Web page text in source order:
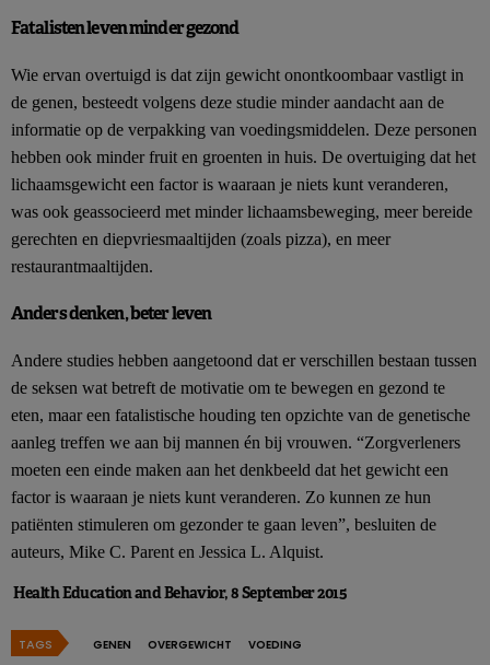
Fatalisten leven minder gezond
Wie ervan overtuigd is dat zijn gewicht onontkoombaar vastligt in
de genen, besteedt volgens deze studie minder aandacht aan de
informatie op de verpakking van voedingsmiddelen. Deze personen
hebben ook minder fruit en groenten in huis. De overtuiging dat het
lichaamsgewicht een factor is waaraan je niets kunt veranderen,
was ook geassocieerd met minder lichaamsbeweging, meer bereide
gerechten en diepvriesmaaltijden (zoals pizza), en meer
restaurantmaaltijden.
Anders denken, beter leven
Andere studies hebben aangetoond dat er verschillen bestaan tussen
de seksen wat betreft de motivatie om te bewegen en gezond te
eten, maar een fatalistische houding ten opzichte van de genetische
aanleg treffen we aan bij mannen én bij vrouwen. “Zorgverleners
moeten een einde maken aan het denkbeeld dat het gewicht een
factor is waaraan je niets kunt veranderen. Zo kunnen ze hun
patiënten stimuleren om gezonder te gaan leven”, besluiten de
auteurs, Mike C. Parent en Jessica L. Alquist.
Health Education and Behavior, 8 September 2015
TAGS GENEN OVERGEWICHT VOEDING